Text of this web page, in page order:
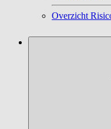
Overzicht